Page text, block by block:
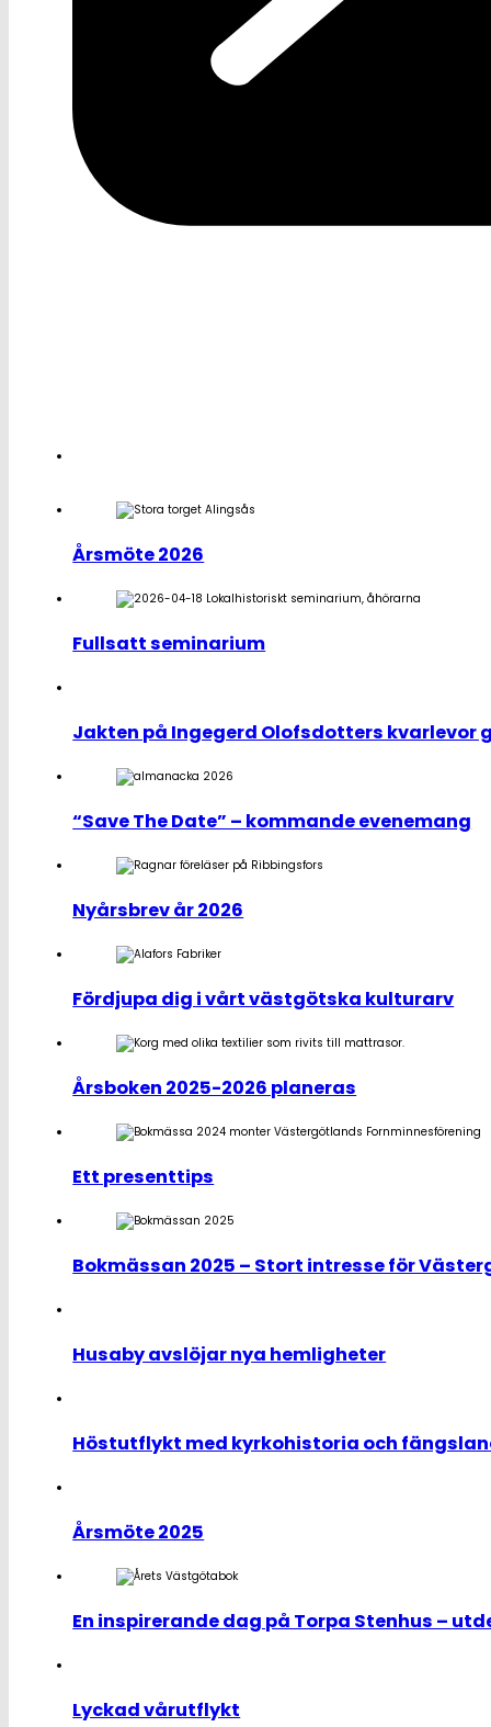
Årsmöte 2026
Fullsatt seminarium
Jakten på Ingegerd Olofsdotters kvarlevor
“Save The Date” – kommande evenemang
Nyårsbrev år 2026
Fördjupa dig i vårt västgötska kulturarv
Årsboken 2025-2026 planeras
Ett presenttips
Bokmässan 2025 – Stort intresse för
Husaby avslöjar nya hemligheter
Höstutflykt med kyrkohistoria och
Årsmöte 2025
En inspirerande dag på Torpa Stenhus –
Lyckad vårutflykt